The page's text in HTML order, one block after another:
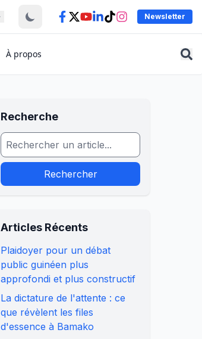
Newsletter
À propos
Recherche
Rechercher
Articles Récents
Plaidoyer pour un débat
public guinéen plus
approfondi et plus constructif
La dictature de l'attente : ce
que révèlent les files
d'essence à Bamako